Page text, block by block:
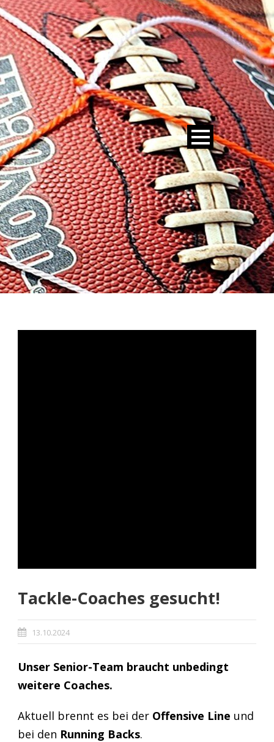
Tackle-Coaches gesucht!
13.10.2024
Unser Senior-Team braucht unbedingt
weitere Coaches.
Aktuell brennt es bei der Offensive Line und
bei den Running Backs.